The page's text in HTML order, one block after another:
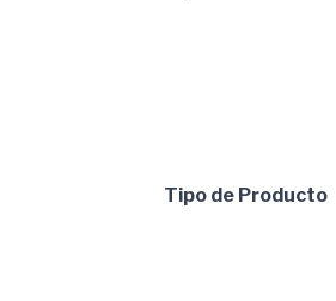
Tipo de Producto